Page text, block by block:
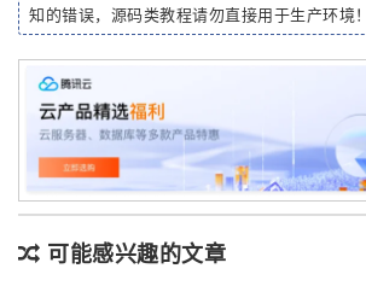
知的错误，源码类教程请勿直接用于生产环境！
可能感兴趣的文章